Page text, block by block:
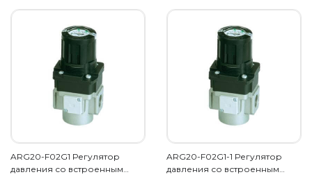
ARG20-F02G1 Регулятор
давления со встроенным…
ARG20-F02G1-1 Регулятор
давления со встроенным…